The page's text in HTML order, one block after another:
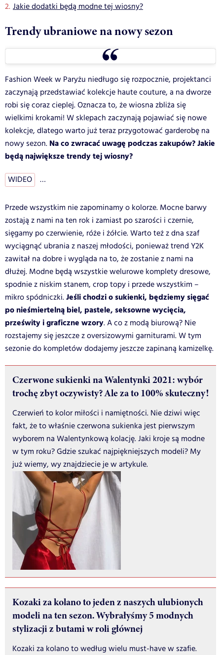
Jakie dodatki będą modne tej wiosny?
Trendy ubraniowe na nowy sezon
Fashion Week w Paryżu niedługo się rozpocznie, projektanci
zaczynają przedstawiać kolekcje haute couture, a na dworze
robi się coraz cieplej. Oznacza to, że wiosna zbliża się
wielkimi krokami! W sklepach zaczynają pojawiać się nowe
kolekcje, dlatego warto już teraz przygotować garderobę na
nowy sezon. Na co zwracać uwagę podczas zakupów? Jakie
będą największe trendy tej wiosny?
WIDEO …
Przede wszystkim nie zapominamy o kolorze. Mocne barwy
zostają z nami na ten rok i zamiast po szarości i czernie,
sięgamy po czerwienie, róże i żółcie. Warto też z dna szaf
wyciągnąć ubrania z naszej młodości, ponieważ trend Y2K
zawitał na dobre i wygląda na to, że zostanie z nami na
dłużej. Modne będą wszystkie welurowe komplety dresowe,
spodnie z niskim stanem, crop topy i przede wszystkim –
mikro spódniczki.Jeśli chodzi o sukienki, będziemy sięgać
po nieśmiertelną biel, pastele, seksowne wycięcia,
prześwity i graficzne wzory. A co z modą biurową? Nie
rozstajemy się jeszcze z oversizowymi garniturami. W tym
sezonie do kompletów dodajemy jeszcze zapinaną kamizelkę.
Czerwone sukienki na Walentynki 2021: wybór
trochę zbyt oczywisty? Ale za to 100% skuteczny!
Czerwień to kolor miłości i namiętności. Nie dziwi więc
fakt, że to właśnie czerwona sukienka jest pierwszym
wyborem na Walentynkową kolację. Jaki kroje są modne
w tym roku? Gdzie szukać najpiękniejszych modeli? My
już wiemy, wy znajdziecie je w artykule.
Kozaki za kolano to jeden z naszych ulubionych
modeli na ten sezon. Wybrałyśmy 5 modnych
stylizacji z butami w roli głównej
Kozaki za kolano to według wielu must-have w szafie.